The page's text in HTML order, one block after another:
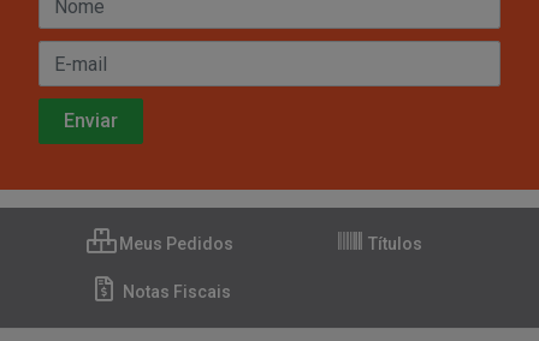
Meus Pedidos Títulos
Notas Fiscais